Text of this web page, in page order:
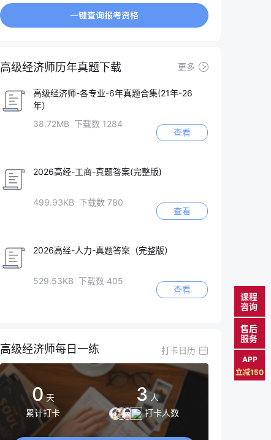
高级经济师历年真题下载 更多
高级经济师-各专业-6年真题合集(21年-26
年）
38.72MB 下载数 1284
查看
2026高经-工商-真题答案(完整版)
499.93KB 下载数 780
查看
2026高经-人力-真题答案（完整版）
529.53KB 下载数 405
查看
高级经济师每日一练 打卡日历
0 天
累计打卡
3 人
打卡人数
课程
咨询
售后
服务
APP
立减150